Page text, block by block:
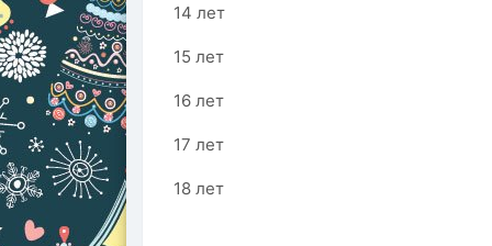
14 лет
15 лет
16 лет
17 лет
18 лет